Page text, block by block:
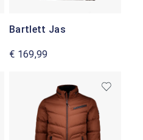
Bartlett Jas
€ 169,99